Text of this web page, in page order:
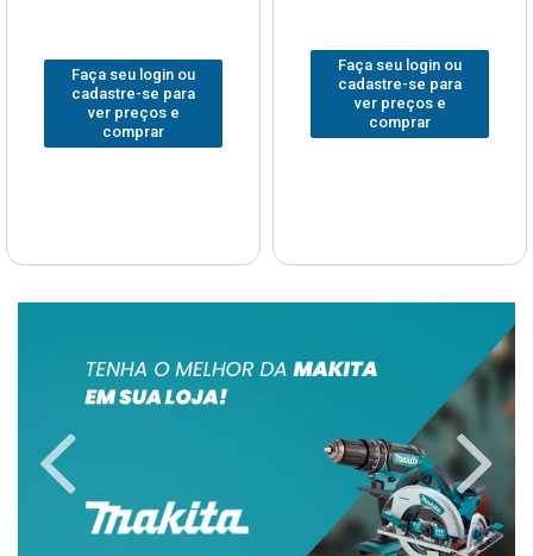
Faça seu login ou
cadastre-se para
ver preços e
comprar
Faça seu login ou
cadastre-se para
ver preços e
comprar